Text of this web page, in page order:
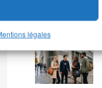
légales